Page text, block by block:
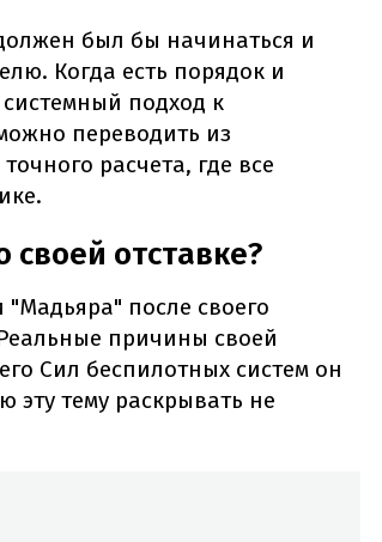
был бы начинаться и
Когда есть порядок и
подход к
переводить из
расчета, где все
своей отставке?
после своего
причины своей
Сил беспилотных систем он
тему раскрывать не